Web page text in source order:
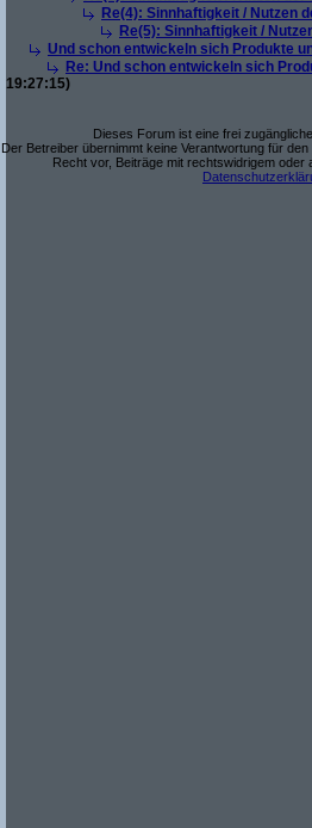
Re(4): Sinnhaftigkeit / Nutzen
Re(5): Sinnhaftigkeit /
Und schon entwickeln sich Produkte
Re: Und schon entwickeln sich
19:27:15)
Dieses Forum ist eine frei
Der Betreiber übernimmt keine Verantwortung für
Recht vor, Beiträge mit rechtswidrigem oder